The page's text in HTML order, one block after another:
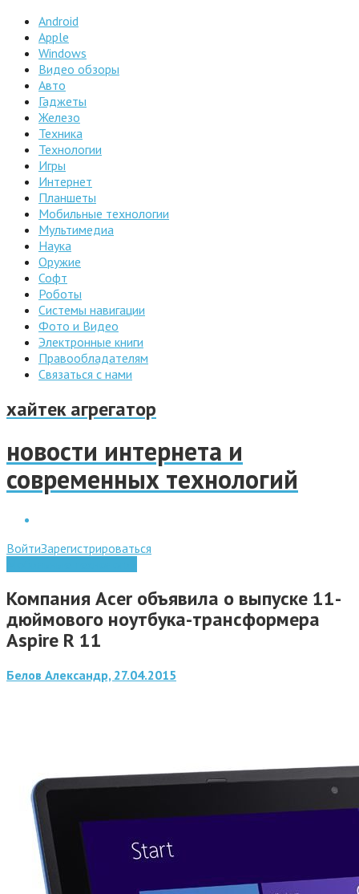
Android
Apple
Windows
Видео обзоры
Авто
Гаджеты
Железо
Техника
Технологии
Игры
Интернет
Планшеты
Мобильные технологии
Мультимедиа
Наука
Оружие
Софт
Роботы
Системы навигации
Фото и Видео
Электронные книги
Правообладателям
Связаться с нами
хайтек агрегатор
новости интернета и
современных технологий
ВойтиЗарегистрироваться
Компания Acer объявила о выпуске 11-
дюймового ноутбука-трансформера
Aspire R 11
Белов Александр, 27.04.2015